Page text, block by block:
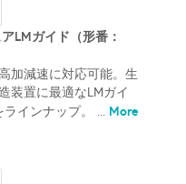
LMガイド（形番：
加減速に対応可能。生
装置に最適なLMガイ
ラインナップ。 ... More